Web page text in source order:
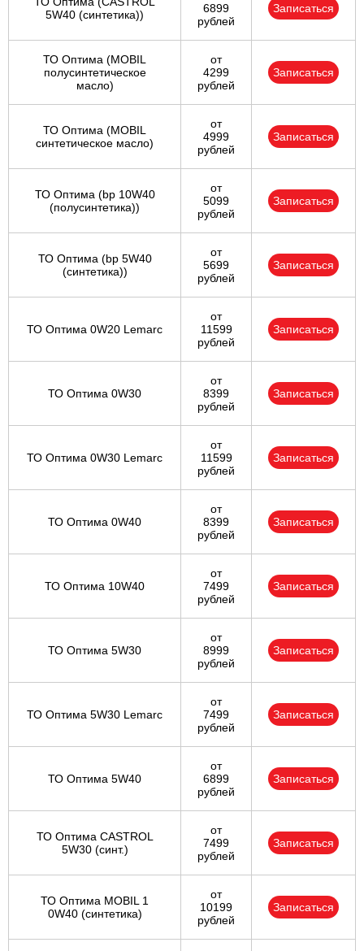
5W40 (синтетика))
6899
рублей
Записаться
ТО Оптима (MOBIL
полусинтетическое
масло)
от
4299
рублей
Записаться
ТО Оптима (MOBIL
синтетическое масло)
от
4999
рублей
Записаться
ТО Оптима (bp 10W40
(полусинтетика))
от
5099
рублей
Записаться
ТО Оптима (bp 5W40
(синтетика))
от
5699
рублей
Записаться
ТО Оптима 0W20 Lemarc
от
11599
рублей
Записаться
ТО Оптима 0W30
от
8399
рублей
Записаться
ТО Оптима 0W30 Lemarc
от
11599
рублей
Записаться
ТО Оптима 0W40
от
8399
рублей
Записаться
ТО Оптима 10W40
от
7499
рублей
Записаться
ТО Оптима 5W30
от
8999
рублей
Записаться
ТО Оптима 5W30 Lemarc
от
7499
рублей
Записаться
ТО Оптима 5W40
от
6899
рублей
Записаться
ТО Оптима CASTROL
5W30 (синт.)
от
7499
рублей
Записаться
ТО Оптима MOBIL 1
0W40 (синтетика)
от
10199
рублей
Записаться